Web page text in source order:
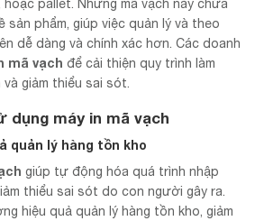
hoặc pallet. Những mã vạch này chứa
sản phẩm, giúp việc quản lý và theo
dễ dàng và chính xác hơn. Các doanh
mã vạch để cải thiện quy trình làm
giảm thiểu sai sót.
dụng máy in mã vạch
quản lý hàng tồn kho
giúp tự động hóa quá trình nhập
thiểu sai sót do con người gây ra.
hiệu quả quản lý hàng tồn kho, giảm